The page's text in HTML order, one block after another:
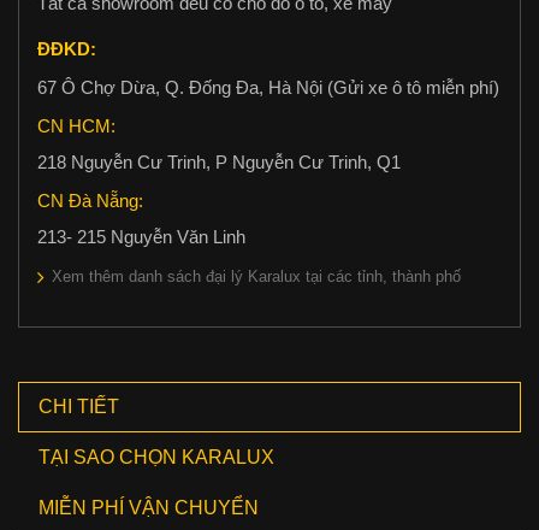
ĐĐKD:
67 Ô Chợ Dừa, Q. Đống Đa, Hà Nội (Gửi xe ô tô miễn phí)
CN HCM:
218 Nguyễn Cư Trinh, P Nguyễn Cư Trinh, Q1
CN Đà Nẵng:
213- 215 Nguyễn Văn Linh
Xem thêm danh sách đại lý Karalux tại các tỉnh, thành phố
CHI TIẾT
TẠI SAO CHỌN KARALUX
MIỄN PHÍ VẬN CHUYỂN